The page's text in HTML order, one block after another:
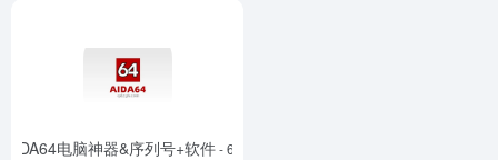
AIDA64电脑神器&序列号+软件- 633